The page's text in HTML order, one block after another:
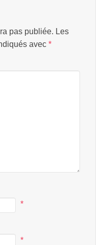
pas publiée. Les
avec *
*
*